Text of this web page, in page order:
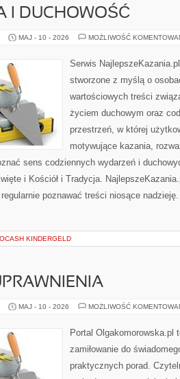
I DUCHOWOŚĆ
MAJ - 10 - 2026 MOŻLIWOŚĆ
Serwis
stworzone z myślą o
wartościowych treści
życiem duchowym oraz
przestrzeń, w której
motywujące kazania,
sens codziennych wydarzeń i
i Kościół i Tradycja.
poznawać treści niosące nadzieję.
KINDERGELD
MAJ - 10 - 2026 MOŻLIWOŚĆ
Portal Olgakomorowska.pl
zamiłowanie do
praktycznych porad.